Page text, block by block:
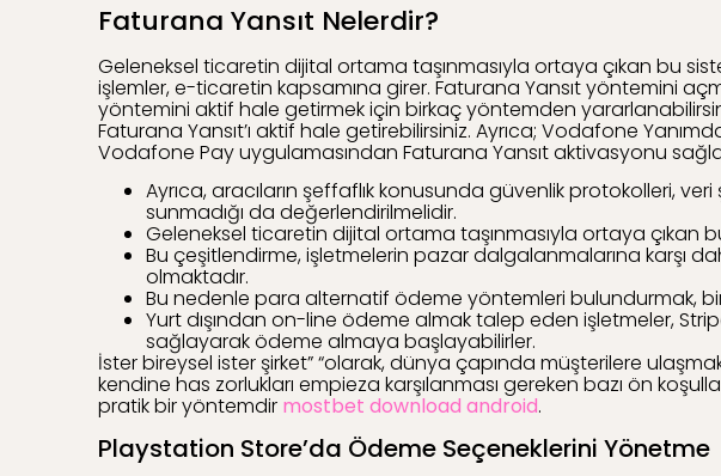
Faturana Yansıt Nelerdir?
Geleneksel ticaretin dijital ortama taşınmasıyla ortaya çıkan bu
işlemler, e-ticaretin kapsamına girer. Faturana Yansıt yöntemini
yöntemini aktif hale getirmek için birkaç yöntemden
Faturana Yansıt’ı aktif hale getirebilirsiniz. Ayrıca; Vodafone
Vodafone Pay uygulamasından Faturana Yansıt aktivasyonu
Ayrıca, aracıların şeffaflık konusunda güvenlik protokolleri,
sunmadığı da değerlendirilmelidir.
Geleneksel ticaretin dijital ortama taşınmasıyla ortaya çıkan
Bu çeşitlendirme, işletmelerin pazar dalgalanmalarına karşı
olmaktadır.
Bu nedenle para alternatif ödeme yöntemleri bulundurmak,
Yurt dışından on-line ödeme almak talep eden işletmeler,
sağlayarak ödeme almaya başlayabilirler.
İster bireysel ister şirket” “olarak, dünya çapında müşterilere
kendine has zorlukları empieza karşılanması gereken bazı ön
pratik bir yöntemdir mostbet download android.
Playstation Store’da Ödeme Seçeneklerini Yönetme